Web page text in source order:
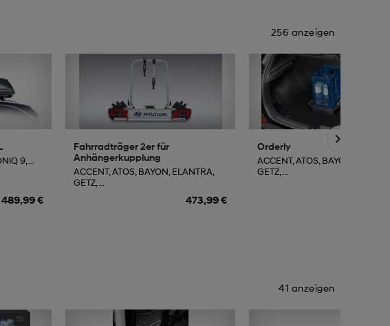
256 anzeigen
9, ...
489,99 €
Fahrradträger 2er für
Anhängerkupplung
ACCENT, ATOS, BAYON, ELANTRA,
GETZ, ...
473,99 €
Orderly
ACCENT, ATOS, BAYON,
GETZ, ...
41 anzeigen